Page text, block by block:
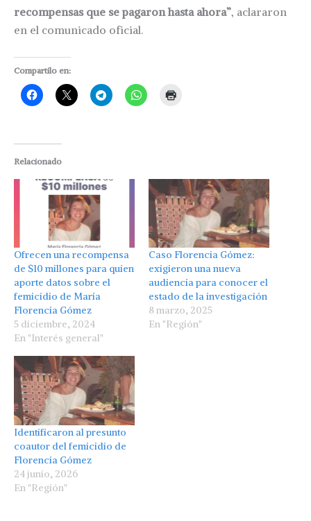
recompensas que se pagaron hasta ahora”, aclararon
en el comunicado oficial.
Compartilo en:
Relacionado
Ofrecen una recompensa
de $10 millones para quien
aporte datos sobre el
femicidio de María
Florencia Gómez
5 diciembre, 2024
En "Interés general"
Caso Florencia Gómez:
exigieron una nueva
audiencia para conocer el
estado de la investigación
8 marzo, 2025
En "Región"
Identificaron al presunto
coautor del femicidio de
Florencia Gómez
24 junio, 2026
En "Región"